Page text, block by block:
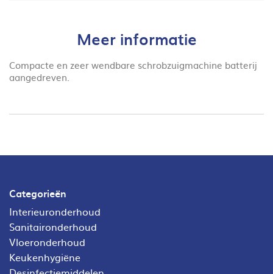
Meer informatie
Compacte en zeer wendbare schrobzuigmachine batterij
aangedreven.
Categorieën
Interieuronderhoud
Sanitaironderhoud
Vloeronderhoud
Keukenhygiëne